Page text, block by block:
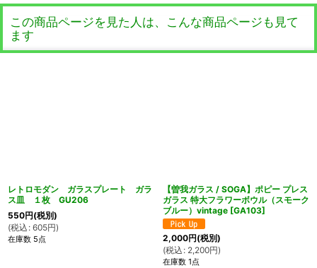
この商品ページを見た人は、こんな商品ページも見て
ます
レトロモダン ガラスプレート ガラ
ス皿 １枚 GU206
550円(税別)
(税込 : 605円)
在庫数 5点
【曽我ガラス / SOGA】ポピー プレス
ガラス 特大フラワーボウル（スモーク
ブルー）vintage [GA103]
2,000円(税別)
(税込 : 2,200円)
在庫数 1点